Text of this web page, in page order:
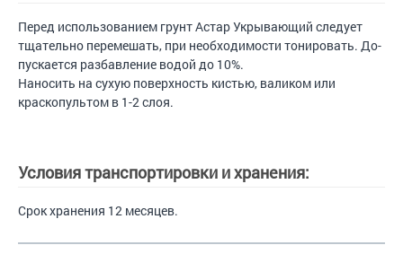
Перед использованием грунт Астар Укрывающий следует
тщательно перемешать, при необходимости тонировать. До-
пускается разбавление водой до 10%.
Наносить на сухую поверхность кистью, валиком или
краскопультом в 1-2 слоя.
Условия транспортировки и хранения:
Срок хранения 12 месяцев.